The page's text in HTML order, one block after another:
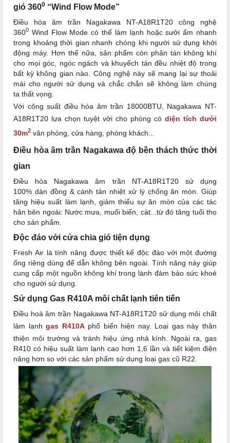
gió 3600 “Wind Flow Mode”
Điều hòa âm trần Nagakawa NT-A18R1T20 công nghệ
3600 Wind Flow Mode có thể làm lạnh hoặc sưởi ấm nhanh
trong khoảng thời gian nhanh chóng khi người sử dụng khởi
động máy. Hơn thế nữa, sản phẩm còn phân tán không khí
cho mọi góc, ngóc ngách và khuyếch tán đều nhiệt độ trong
bất kỳ không gian nào. Công nghệ này sẽ mang lại sự thoải
mái cho người sử dụng và chắc chắn sẽ không làm chúng
ta thất vọng.
Với công suất điều hòa âm trần 18000BTU, Nagakawa NT-
A18R1T20 lựa chọn tuyệt vời cho phòng có diện tích dưới
30m2 văn phòng, cửa hàng, phòng khách...
Điều hòa âm trần Nagakawa độ bền thách thức thời
gian
Điều hòa Nagakawa âm trần NT-A18R1T20 sử dụng
100% dàn đồng & cánh tản nhiệt xử lý chống ăn mòn. Giúp
tăng hiệu suất làm lạnh, giảm thiểu sự ăn mòn của các tác
hân bên ngoài: Nước mưa, muối biển, cát...từ đó tăng tuổi thọ
cho sản phẩm.
Độc đáo với cửa chia gió tiện dụng
Fresh Air là tính năng được thiết kế độc đáo với một đường
ống riêng dùng để dẫn không bên ngoài. Tính năng này giúp
cung cấp một nguồn không khí trong lành đảm bảo sức khoẻ
cho người sử dụng.
Sử dụng Gas R410A môi chất lạnh tiên tiến
Điều hoà âm trần Nagakawa NT-A18R1T20 sử dụng môi chất
làm lạnhgas R410Aphổ biến hiện nay. Loại gas này thân
thiện môi trường và tránh hiệu ứng nhà kính. Ngoài ra, gas
R410 có hiệu suất làm lạnh cao hơn 1,6 lần và tiết kiệm điện
năng hơn so với các sản phẩm sử dụng loại gas cũ R22.